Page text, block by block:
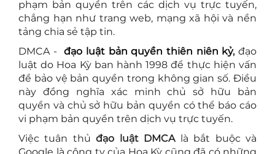
phạm bản quyền trên các dịch vụ trực tuyến,
chẳng hạn như trang web, mạng xã hội và nền
tảng chia sẻ tập tin.
DMCA - đạo luật bản quyền thiên niên kỷ, đạo
luật do Hoa Kỳ ban hành 1998 để thực hiện vấn
đề bảo vệ bản quyền trong không gian số. Điều
này đồng nghĩa xác minh chủ sở hữu bản
quyền và chủ sở hữu bản quyền có thể báo cáo
vi phạm bản quyền trên dịch vụ trực tuyến.
Việc tuân thủđạo luật DMCAlà bắt buộc và